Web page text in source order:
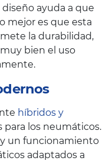
ayuda a que
mejor es que esta
la durabilidad,
bien el uso
híbridos y
para los neumáticos.
un funcionamiento
adaptados a